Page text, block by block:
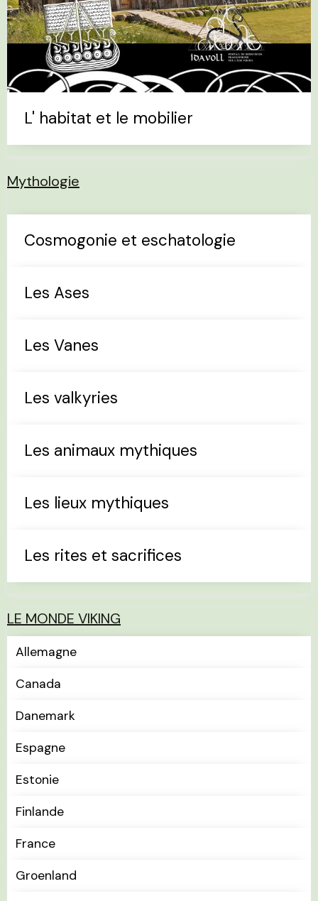
L' habitat et le mobilier
Mythologie
Cosmogonie et eschatologie
Les Ases
Les Vanes
Les valkyries
Les animaux mythiques
Les lieux mythiques
Les rites et sacrifices
LE MONDE VIKING
Allemagne
Canada
Danemark
Espagne
Estonie
Finlande
France
Groenland